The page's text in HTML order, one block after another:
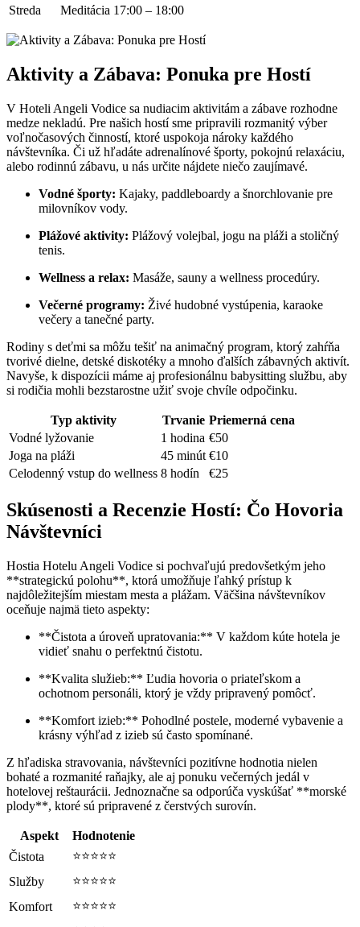
Streda
Meditácia 17:00 – 18:00
Aktivity a Zábava: Ponuka pre Hostí
V Hoteli Angeli Vodice sa nudiacim aktivitám a zábave rozhodne
medze nekladú. Pre našich hostí sme pripravili rozmanitý výber
voľnočasových činností, ktoré uspokoja nároky každého
návštevníka. Či už hľadáte adrenalínové športy, pokojnú relaxáciu,
alebo rodinnú zábavu, u nás určite nájdete niečo zaujímavé.
Vodné športy: Kajaky, paddleboardy a šnorchlovanie pre
milovníkov vody.
Plážové aktivity: Plážový volejbal, jogu na pláži a stoličný
tenis.
Wellness a relax: Masáže, sauny a wellness procedúry.
Večerné programy: Živé hudobné vystúpenia, karaoke
večery a tanečné party.
Rodiny s deťmi sa môžu tešiť na animačný program, ktorý zahŕňa
tvorivé dielne, detské diskotéky a mnoho ďalších zábavných aktivít.
Navyše, k dispozícii máme aj profesionálnu babysitting službu, aby
si rodičia mohli bezstarostne užiť svoje chvíle odpočinku.
Typ aktivity Trvanie Priemerná cena
Vodné lyžovanie
1 hodina €50
Joga na pláži
45 minút €10
Celodenný vstup do wellness 8 hodín €25
Skúsenosti a Recenzie Hostí: Čo Hovoria
Návštevníci
Hostia Hotelu Angeli Vodice si pochvaľujú predovšetkým jeho
**strategickú polohu**, ktorá umožňuje ľahký prístup k
najdôležitejším miestam mesta a plážam. Väčšina návštevníkov
oceňuje najmä tieto aspekty:
**Čistota a úroveň upratovania:** V každom kúte hotela je
vidieť snahu o perfektnú čistotu.
**Kvalita služieb:** Ľudia hovoria o priateľskom a
ochotnom personáli, ktorý je vždy pripravený pomôcť.
**Komfort izieb:** Pohodlné postele, moderné vybavenie a
krásny výhľad z izieb sú často spomínané.
Z hľadiska stravovania, návštevníci pozitívne hodnotia nielen
bohaté a rozmanité raňajky, ale aj ponuku večerných jedál v
hotelovej reštaurácii. Jednoznačne sa odporúča vyskúšať **morské
plody**, ktoré sú pripravené z čerstvých surovín.
Aspekt
Hodnotenie
Čistota
⭐⭐⭐⭐⭐
Služby
⭐⭐⭐⭐⭐
Komfort
⭐⭐⭐⭐⭐